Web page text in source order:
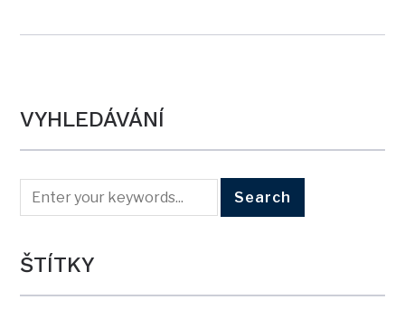
VYHLEDÁVÁNÍ
ŠTÍTKY